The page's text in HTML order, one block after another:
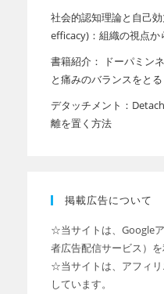
社会的認知理論と自己
efficacy)：組織の視点か
書籍紹介： ドーパミン
と痛みのバランスをとる
デタッチメント：
離を置く方法
掲載広告について
☆当サイトは、Google
者広告配信サービス）を
☆当サイトは、アフィ
しています。